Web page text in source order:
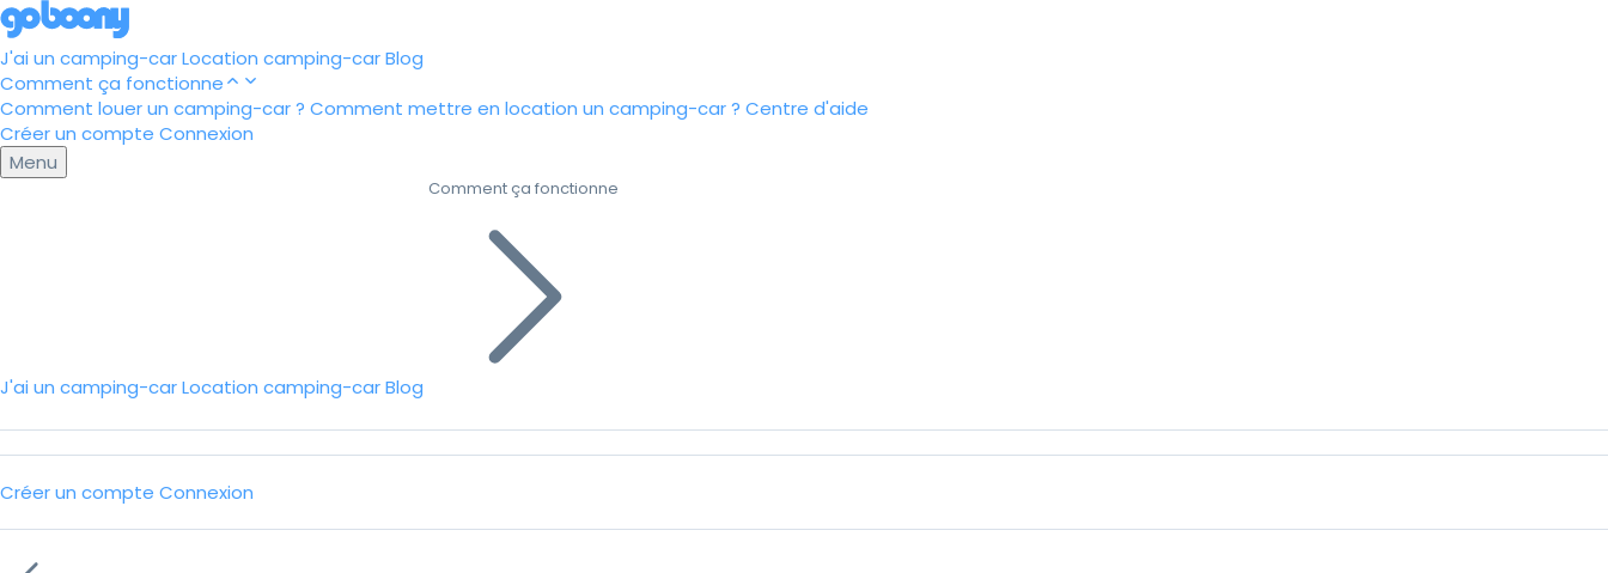
J'ai un camping-carLocation camping-carBlog
Comment ça fonctionne
Comment louer un camping-car ? Comment mettre en location un camping-car ? Centre d'aide
Créer un compte Connexion
Menu
J'ai un camping-carLocation camping-carBlog
Comment ça fonctionne
Créer un compte Connexion